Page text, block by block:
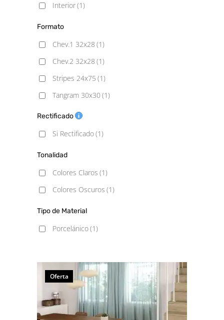
Interior(1)
Formato
Chev.1 32x28 (1)
Chev.2 32x28 (1)
Stripes 24x75 (1)
Tangram 30x30 (1)
Rectificado
Si Rectificado(1)
Tonalidad
Colores Claros (1)
Colores Oscuros (1)
Tipo de Material
Porcelánico(1)
Oferta